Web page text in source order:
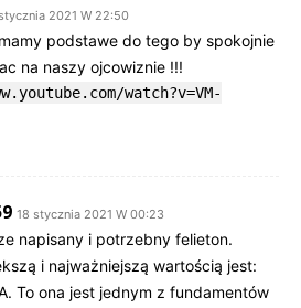
2021 W 22:50
podstawe do tego by spokojnie
na naszy ojcowiznie !!!
watch?v=VM-
18 stycznia 2021 W 00:23
napisany i potrzebny felieton.
i najważniejszą wartością jest:
To ona jest jednym z fundamentów